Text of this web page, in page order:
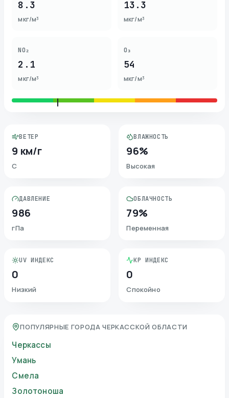
8.3
мкг/м³
13.3
мкг/м³
NO₂
2.1
мкг/м³
O₃
54
мкг/м³
ВЕТЕР
9 км/г
С
ВЛАЖНОСТЬ
96%
Высокая
ДАВЛЕНИЕ
986
гПа
ОБЛАЧНОСТЬ
79%
Переменная
UV ИНДЕКС
0
Низкий
KP ИНДЕКС
0
Спокойно
ПОПУЛЯРНЫЕ ГОРОДА ЧЕРКАССКОЙ ОБЛАСТИ
Черкассы
Умань
Смела
Золотоноша